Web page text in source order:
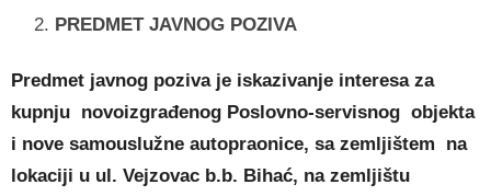
PREDMET JAVNOG POZIVA
Predmet javnog poziva je iskazivanje interesa za
kupnju novoizgrađenog Poslovno-servisnog objekta
i nove samouslužne autopraonice, sa zemljištem na
lokaciji u ul. Vejzovac b.b. Bihać, na zemljištu